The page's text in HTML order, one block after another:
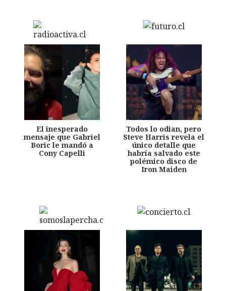
El inesperado
mensaje que Gabriel
Boric le mandó a
Cony Capelli
Todos lo odian, pero
Steve Harris revela el
único detalle que
habría salvado este
polémico disco de
Iron Maiden